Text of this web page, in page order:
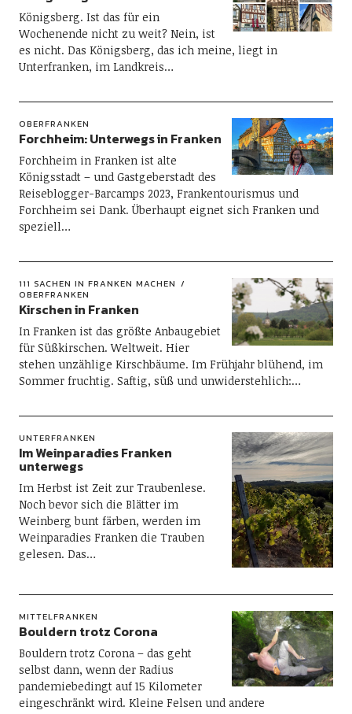
Königsberg. Ist das für ein
Wochenende nicht zu weit? Nein, ist
es nicht. Das Königsberg, das ich meine, liegt in
Unterfranken, im Landkreis…
OBERFRANKEN
Forchheim: Unterwegs in Franken
Forchheim in Franken ist alte
Königsstadt – und Gastgeberstadt des
Reiseblogger-Barcamps 2023, Frankentourismus und
Forchheim sei Dank. Überhaupt eignet sich Franken und
speziell…
111 SACHEN IN FRANKEN MACHEN
OBERFRANKEN
Kirschen in Franken
In Franken ist das größte Anbaugebiet
für Süßkirschen. Weltweit. Hier
stehen unzählige Kirschbäume. Im Frühjahr blühend, im
Sommer fruchtig. Saftig, süß und unwiderstehlich:…
UNTERFRANKEN
Im Weinparadies Franken
unterwegs
Im Herbst ist Zeit zur Traubenlese.
Noch bevor sich die Blätter im
Weinberg bunt färben, werden im
Weinparadies Franken die Trauben
gelesen. Das…
MITTELFRANKEN
Bouldern trotz Corona
Bouldern trotz Corona – das geht
selbst dann, wenn der Radius
pandemiebedingt auf 15 Kilometer
eingeschränkt wird. Kleine Felsen und andere